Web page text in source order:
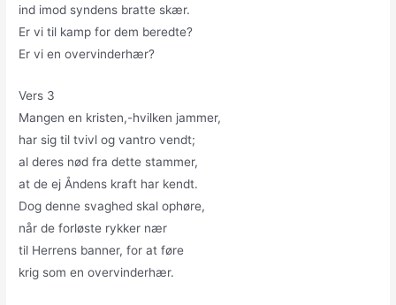
ind imod syndens bratte skær.
Er vi til kamp for dem beredte?
Er vi en overvinderhær?
Vers 3
Mangen en kristen,-hvilken jammer,
har sig til tvivl og vantro vendt;
al deres nød fra dette stammer,
at de ej Åndens kraft har kendt.
Dog denne svaghed skal ophøre,
når de forløste rykker nær
til Herrens banner, for at føre
krig som en overvinderhær.